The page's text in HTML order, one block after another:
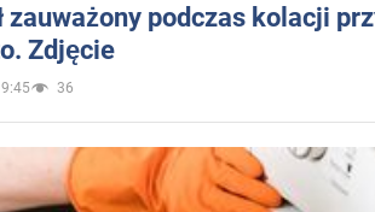
zauważony podczas kolacji
Zdjęcie
36